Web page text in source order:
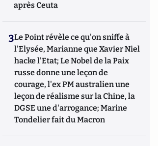
après Ceuta
3Le Point révèle ce qu'on sniffe à
l'Elysée, Marianne que Xavier Niel
hacke l'Etat; Le Nobel de la Paix
russe donne une leçon de
courage, l'ex PM australien une
leçon de réalisme sur la Chine, la
DGSE une d'arrogance; Marine
Tondelier fait du Macron